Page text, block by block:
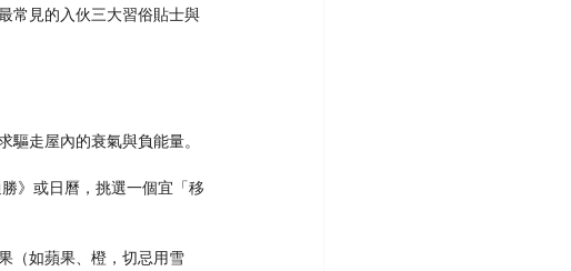
常見的入伙三大習俗貼士與
驅走屋內的衰氣與負能量。
》或日曆，挑選一個宜「移
（如蘋果、橙，切忌用雪